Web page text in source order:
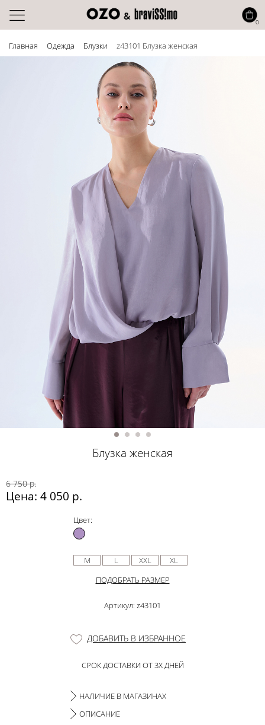
Главная Одежда Блузки z43101 Блузка женская
Блузка женская
6 750 р.
Цена: 4 050 р.
Цвет:
M L XXL
XL
ПОДОБРАТЬ РАЗМЕР
Артикул: z43101
ДОБАВИТЬ В ИЗБРАННОЕ
СРОК ДОСТАВКИ ОТ 3Х ДНЕЙ
НАЛИЧИЕ В МАГАЗИНАХ
ОПИСАНИЕ
0